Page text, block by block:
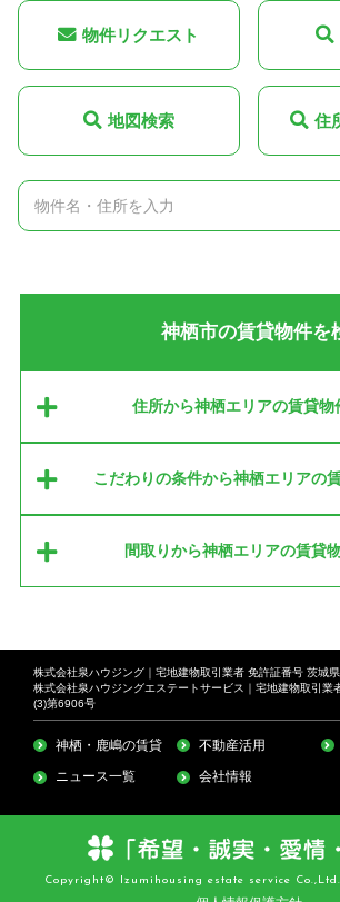
物件リクエスト
地図検索 住
神栖市の賃貸物件を
住所から神栖エリアの賃貸物
こだわりの条件から神栖エリアの
間取りから神栖エリアの賃貸
株式会社泉ハウジング｜宅地建物取引業者 免許証番号 茨城
株式会社泉ハウジングエステートサービス｜宅地建物取引業
(3)第6906号
神栖・鹿嶋の賃貸 不動産活用
ニュース一覧 会社情報
Copyright© Izumihousing estate service